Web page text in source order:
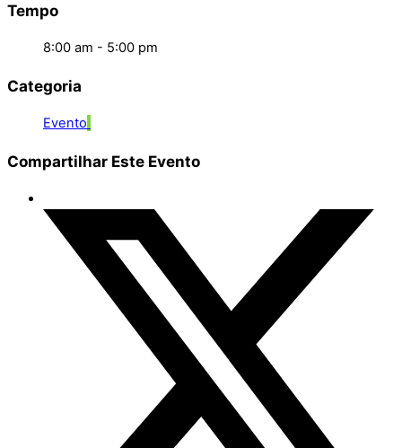
Tempo
8:00 am - 5:00 pm
Categoria
Evento
Compartilhar Este Evento